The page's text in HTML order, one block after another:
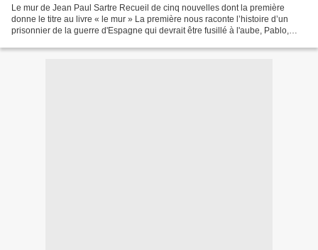
Le mur de Jean Paul Sartre Recueil de cinq nouvelles dont la première
donne le titre au livre « le mur » La première nous raconte l’histoire d’un
prisonnier de la guerre d'Espagne qui devrait être fusillé à l'aube, Pablo,